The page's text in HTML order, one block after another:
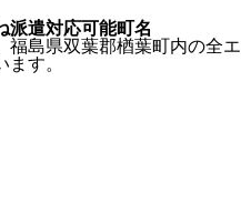
派遣対応可能町名
福島県双葉郡楢葉町内の全エ
す。